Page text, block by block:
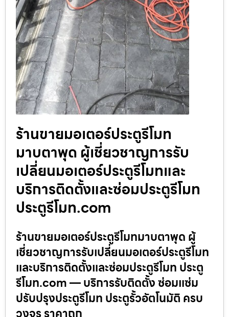
ร้านขายมอเตอร์ประตูรีโมท
มาบตาพุด ผู้เชี่ยวชาญการรับ
เปลี่ยนมอเตอร์ประตูรีโมทและ
บริการติดตั้งและซ่อมประตูรีโมท
ประตูรีโมท.com
ร้านขายมอเตอร์ประตูรีโมทมาบตาพุด ผู้
เชี่ยวชาญการรับเปลี่ยนมอเตอร์ประตูรีโมท
และบริการติดตั้งและซ่อมประตูรีโมท ประตู
รีโมท.com — บริการรับติดตั้ง ซ่อมแซ่ม
ปรับปรุงประตูรีโมท ประตูรั้วอัตโนมัติ ครบ